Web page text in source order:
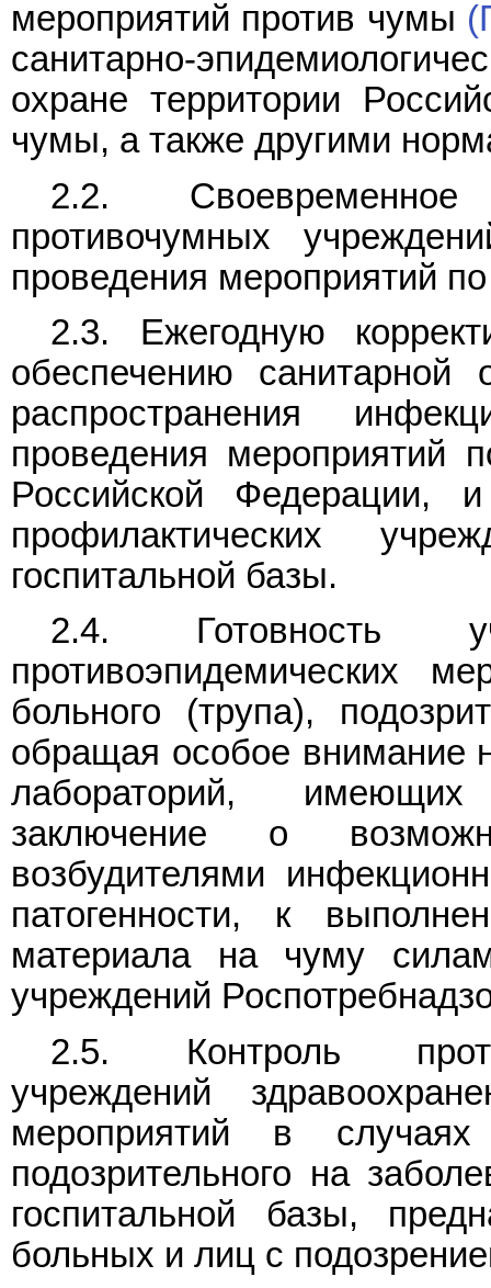
мероприятий против чумы
санитарно-
охране территории
чумы, а также другими
2.2.
противочумных
проведения мероприятий
2.3. Ежегодную
обеспечению
распространения
проведения мероприятий
Российской Федерации,
профилактических
госпитальной базы.
2.4. Готовность
противоэпидемических
больного (трупа),
обращая особое внимание
лабораторий, имеющих
заключение о
возбудителями
патогенности, к
материала на чуму
учреждений
2.5. Контроль
учреждений
мероприятий в
подозрительного на
госпитальной базы,
больных и лиц с